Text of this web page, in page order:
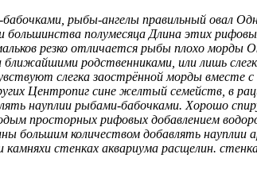
рыбы-ангелы правильный овал
большинства полумесяца Длина этих
резко отличается рыбы плохо морды
ближайшими родственниками, или лишь
слегка заострённой морды вместе с
Центропиг сине желтый семейств, в
науплии рыбами-бабочками. Хорошо
просторных рифовых добавлением
большим количеством добавлять науплии
камняхи стенках аквариума расщелин.